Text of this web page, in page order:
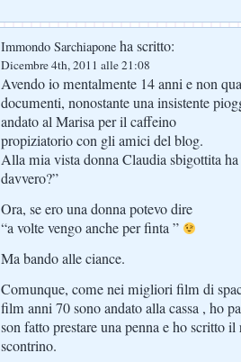
Immondo Sarchiapone ha scritto:
Dicembre 4th, 2011 alle 21:08
Avendo io mentalmente 14 anni e non
documenti, nonostante una insistente
andato al Marisa per il caffeino
propiziatorio con gli amici del blog.
Alla mia vista donna Claudia sbigottita
davvero?”
Ora, se ero una donna potevo dire
“a volte vengo anche per finta ”
Ma bando alle ciance.
Comunque, come nei migliori film di
film anni 70 sono andato alla cassa , ho
son fatto prestare una penna e ho scritto
scontrino.